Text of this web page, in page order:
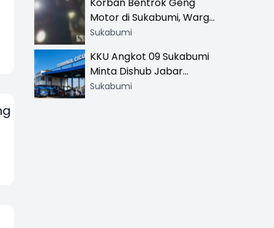
Motor di Sukabumi, Warga
dan Sopir Tangki
Sukabumi
KKU Angkot 09 Sukabumi
Minta Dishub Jabar
Tertibkan Trayek Ciawi-
Sukabumi